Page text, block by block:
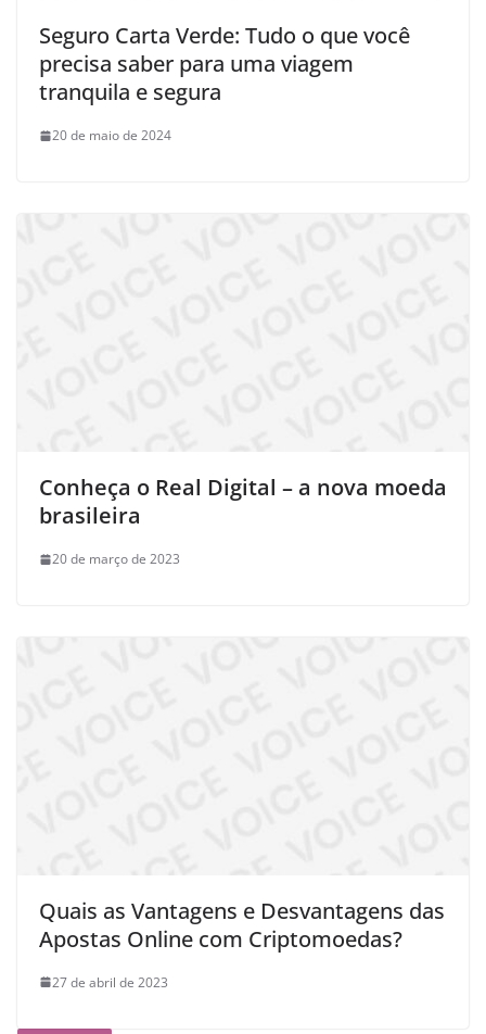
Seguro Carta Verde: Tudo o que você
precisa saber para uma viagem
tranquila e segura
20 de maio de 2024
Conheça o Real Digital – a nova moeda
brasileira
20 de março de 2023
Quais as Vantagens e Desvantagens das
Apostas Online com Criptomoedas?
27 de abril de 2023